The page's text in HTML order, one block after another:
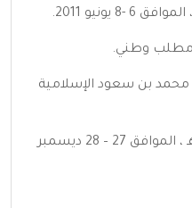
محمد بن سعود الإسلامية
تاريخ الانعقاد : 2 – 3 صفر 1433 هـ ، الموافق 27 – 28 ديسمبر